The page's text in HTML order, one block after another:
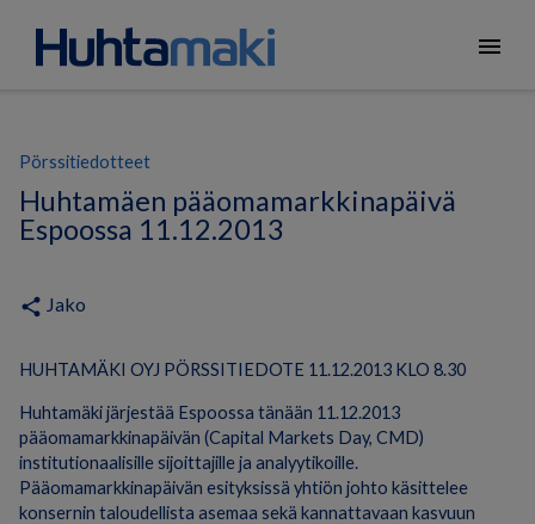
menu
Pörssitiedotteet
Huhtamäen pääomamarkkinapäivä
Espoossa 11.12.2013
share Jako
HUHTAMÄKI OYJ PÖRSSITIEDOTE 11.12.2013 KLO 8.30
Huhtamäki järjestää Espoossa tänään 11.12.2013
pääomamarkkinapäivän (Capital Markets Day, CMD)
institutionaalisille sijoittajille ja analyytikoille.
Pääomamarkkinapäivän esityksissä yhtiön johto käsittelee
konsernin taloudellista asemaa sekä kannattavaan kasvuun